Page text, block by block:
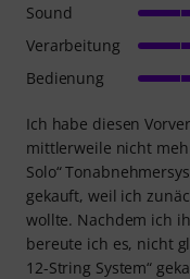
Ich habe diesen
mittlerweile nicht
Solo“
gekauft, weil ich
wollte. Nachdem ich
bereute ich es, nicht
12-String System“
Sound
Verarbeitung
Bedienung